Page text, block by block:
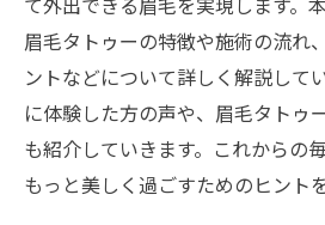
眉毛タトゥーの特徴や施術の流れ
ントなどについて詳しく解説して
に体験した方の声や、眉毛タトゥ
も紹介していきます。これからの
もっと美しく過ごすためのヒント